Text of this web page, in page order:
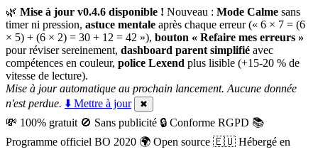
🌿 Mise à jour v0.4.6 disponible ! Nouveau : Mode Calme sans
timer ni pression, astuce mentale après chaque erreur (« 6 × 7 = (6
× 5) + (6 × 2) = 30 + 12 = 42 »), bouton « Refaire mes erreurs »
pour réviser sereinement, dashboard parent simplifié avec
compétences en couleur, police Lexend plus lisible (+15-20 % de
vitesse de lecture).
Mise à jour automatique au prochain lancement. Aucune donnée
n'est perdue. ⬇️ Mettre à jour ✖
💸 100% gratuit 🚫 Sans publicité 🔒 Conforme RGPD 📚
Programme officiel BO 2020 🌍 Open source 🇪🇺 Hébergé en